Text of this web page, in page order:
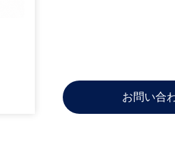
お問い合